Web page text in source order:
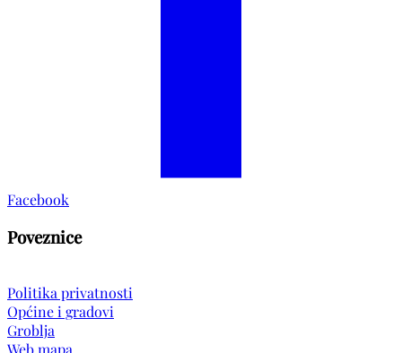
Facebook
Poveznice
Politika privatnosti
Općine i gradovi
Groblja